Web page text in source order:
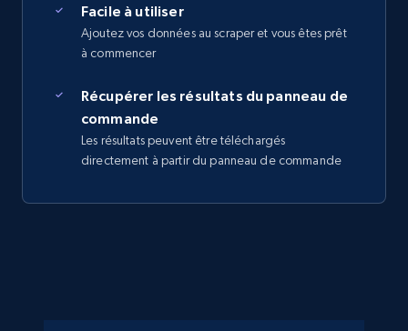
Facile à utiliser
Ajoutez vos données au scraper et vous êtes prêt
à commencer
Récupérer les résultats du panneau de
commande
Les résultats peuvent être téléchargés
directement à partir du panneau de commande